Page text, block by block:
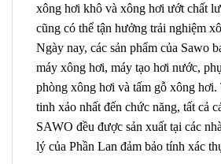
xông hơi khô và xông hơi ướt chất
cũng có thể tận hưởng trải nghiệm
Ngày nay, các sản phẩm của Sawo
máy xông hơi, máy tạo hơi nước,
phòng xông hơi và tấm gỗ xông
tinh xảo nhất đến chức năng, tất cả
SAWO đều được sản xuất tại các
lý của Phần Lan đảm bảo tính xác